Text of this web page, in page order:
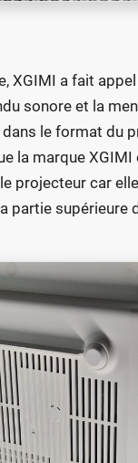
XGIMI a fait
sonore et la
le format du
la marque
projecteur car
partie supérieure